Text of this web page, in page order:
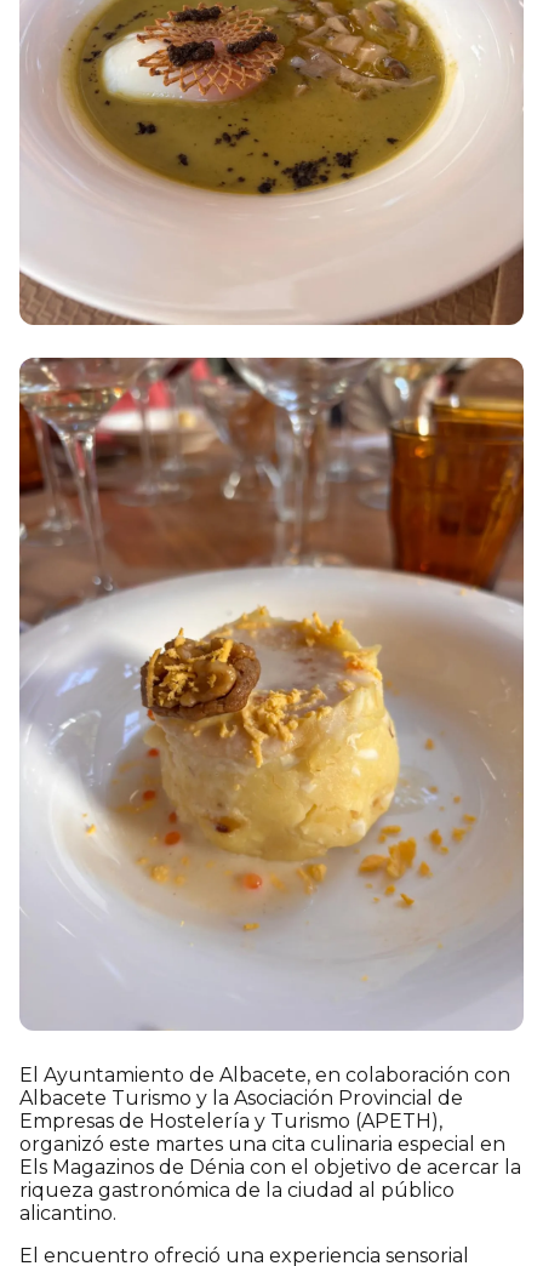
El Ayuntamiento de Albacete, en colaboración con
Albacete Turismo y la Asociación Provincial de
Empresas de Hostelería y Turismo (APETH),
organizó este martes una cita culinaria especial en
Els Magazinos de Dénia con el objetivo de acercar la
riqueza gastronómica de la ciudad al público
alicantino.
El encuentro ofreció una experiencia sensorial